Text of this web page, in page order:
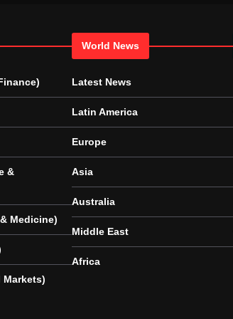
&
Medicine)
Markets)
World News
Latest News
Latin America
Europe
Asia
Australia
Middle East
Africa